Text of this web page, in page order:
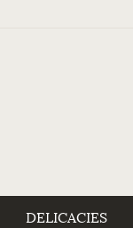
DELICACIES